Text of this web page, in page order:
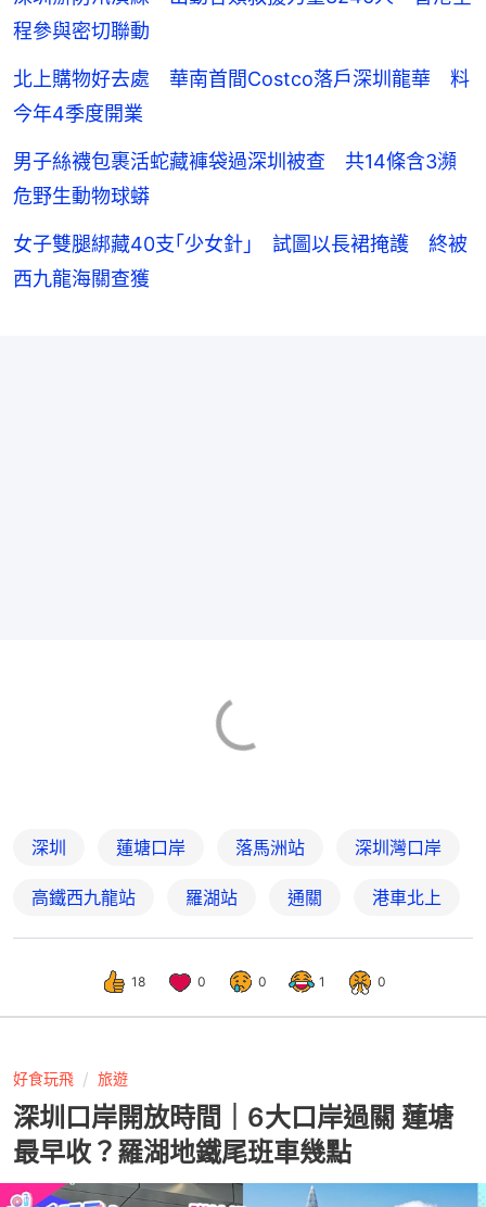
程參與密切聯動
北上購物好去處 華南首間Costco落戶深圳龍華 料
今年4季度開業
男子絲襪包裹活蛇藏褲袋過深圳被查 共14條含3瀕
危野生動物球蟒
女子雙腿綁藏40支｢少女針｣ 試圖以長裙掩護 終被
西九龍海關查獲
深圳 蓮塘口岸 落馬洲站 深圳灣口岸
高鐵西九龍站 羅湖站 通關 港車北上
18 0 0 1 0
好食玩飛 旅遊
深圳口岸開放時間｜6大口岸過關 蓮塘
最早收？羅湖地鐵尾班車幾點